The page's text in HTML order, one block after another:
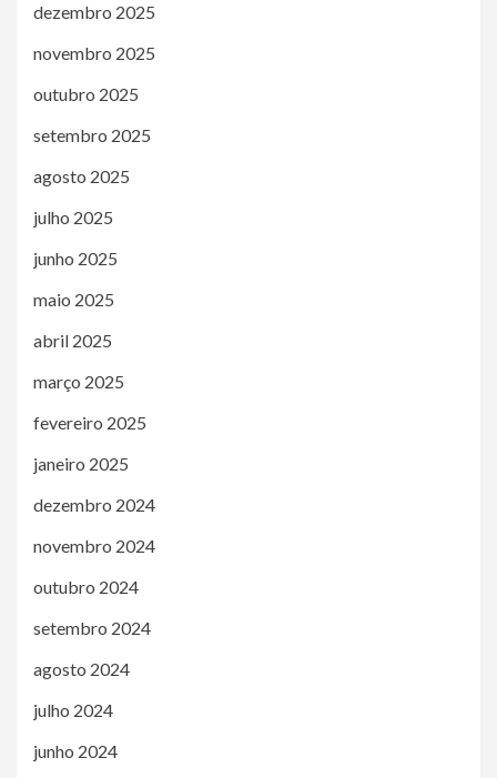
dezembro 2025
novembro 2025
outubro 2025
setembro 2025
agosto 2025
julho 2025
junho 2025
maio 2025
abril 2025
março 2025
fevereiro 2025
janeiro 2025
dezembro 2024
novembro 2024
outubro 2024
setembro 2024
agosto 2024
julho 2024
junho 2024